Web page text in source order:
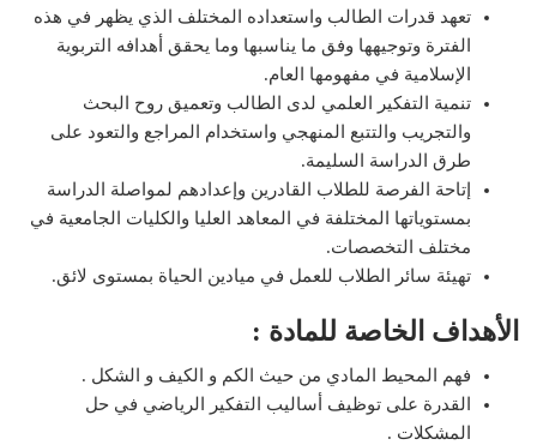
تعهد قدرات الطالب واستعداده المختلف الذي يظهر في هذه
الفترة وتوجيهها وفق ما يناسبها وما يحقق أهدافه التربوية
الإسلامية في مفهومها العام.
تنمية التفكير العلمي لدى الطالب وتعميق روح البحث
والتجريب والتتبع المنهجي واستخدام المراجع والتعود على
طرق الدراسة السليمة.
إتاحة الفرصة للطلاب القادرين وإعدادهم لمواصلة الدراسة
بمستوياتها المختلفة في المعاهد العليا والكليات الجامعية في
مختلف التخصصات.
تهيئة سائر الطلاب للعمل في ميادين الحياة بمستوى لائق.
الأهداف الخاصة للمادة :
فهم المحيط المادي من حيث الكم و الكيف و الشكل .
القدرة على توظيف أساليب التفكير الرياضي في حل
المشكلات .